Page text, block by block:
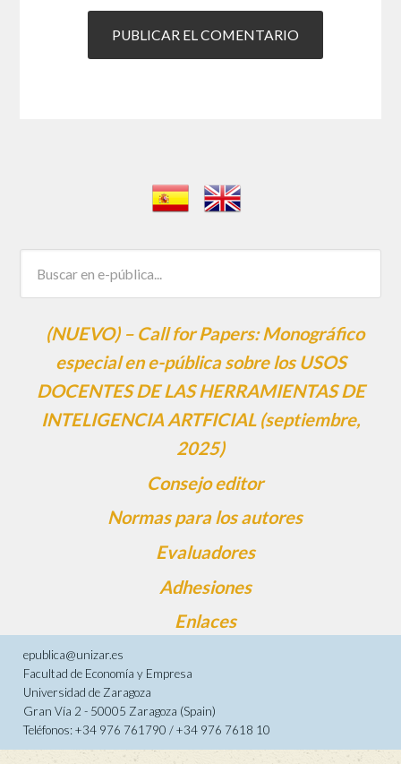
(NUEVO) – Call for Papers: Monográfico
especial en e-pública sobre los USOS
DOCENTES DE LAS HERRAMIENTAS DE
INTELIGENCIA ARTFICIAL (septiembre,
2025)
Consejo editor
Normas para los autores
Evaluadores
Adhesiones
Enlaces
epublica@unizar.es
Facultad de Economía y Empresa
Universidad de Zaragoza
Gran Vía 2 - 50005 Zaragoza (Spain)
Teléfonos: +34 976 761790 / +34 976 7618 10